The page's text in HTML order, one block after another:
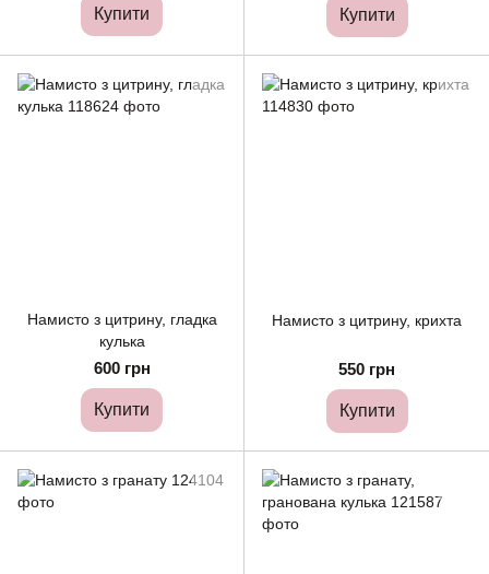
Купити Купити
Намисто з цитрину, гладка
кулька
600 грн
Купити
Намисто з цитрину, крихта
550 грн
Купити